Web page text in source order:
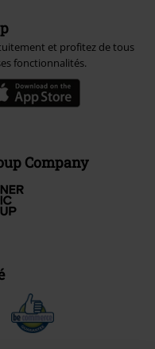
et profitez de tous
fonctionnalités.
Company